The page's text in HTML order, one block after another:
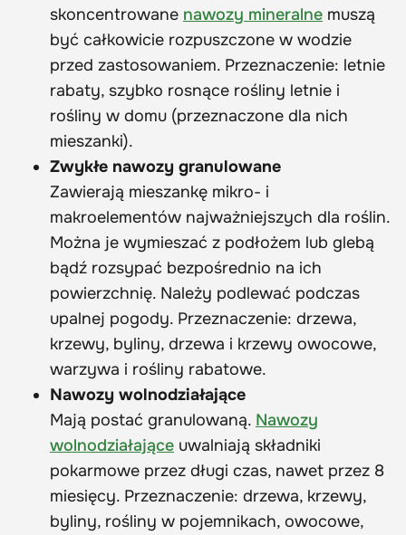
skoncentrowane nawozy mineralne muszą
być całkowicie rozpuszczone w wodzie
przed zastosowaniem. Przeznaczenie: letnie
rabaty, szybko rosnące rośliny letnie i
rośliny w domu (przeznaczone dla nich
mieszanki).
Zwykłe nawozy granulowane
Zawierają mieszankę mikro- i
makroelementów najważniejszych dla roślin.
Można je wymieszać z podłożem lub glebą
bądź rozsypać bezpośrednio na ich
powierzchnię. Należy podlewać podczas
upalnej pogody. Przeznaczenie: drzewa,
krzewy, byliny, drzewa i krzewy owocowe,
warzywa i rośliny rabatowe.
Nawozy wolnodziałające
Mają postać granulowaną. Nawozy
wolnodziałające uwalniają składniki
pokarmowe przez długi czas, nawet przez 8
miesięcy. Przeznaczenie: drzewa, krzewy,
byliny, rośliny w pojemnikach, owocowe,